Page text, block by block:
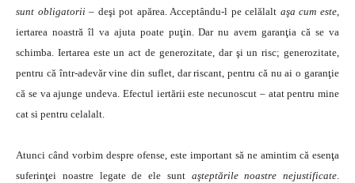
sunt obligatorii – deşi pot apărea. Acceptându-l pe celălalt aşa cum este,
iertarea noastră îl va ajuta poate puţin. Dar nu avem garanţia că se va
schimba. Iertarea este un act de generozitate, dar şi un risc; generozitate,
pentru că într-adevăr vine din suflet, dar riscant, pentru că nu ai o garanţie
că se va ajunge undeva. Efectul iertării este necunoscut – atat pentru mine
cat si pentru celalalt.
Atunci când vorbim despre ofense, este important să ne amintim că esenţa
suferinţei noastre legate de ele sunt aşteptările noastre nejustificate.